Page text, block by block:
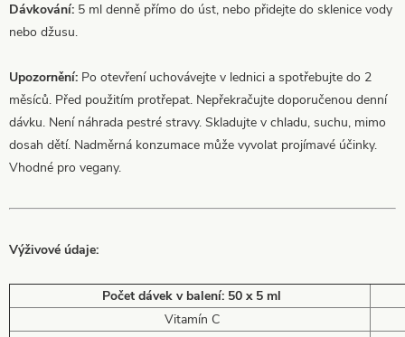
Dávkování: 5 ml denně přímo do úst, nebo přidejte do sklenice vody
nebo džusu.
Upozornění: Po otevření uchovávejte v lednici a spotřebujte do 2
měsíců. Před použitím protřepat. Nepřekračujte doporučenou denní
dávku. Není náhrada pestré stravy. Skladujte v chladu, suchu, mimo
dosah dětí. Nadměrná konzumace může vyvolat projímavé účinky.
Vhodné pro vegany.
Výživové údaje:
Počet dávek v balení: 50 x 5 ml
Vitamín C